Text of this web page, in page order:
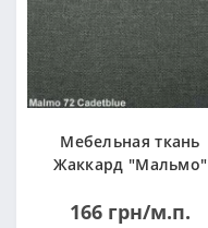
Мебельная ткань
Жаккард "Мальмо"
166 грн/м.п.